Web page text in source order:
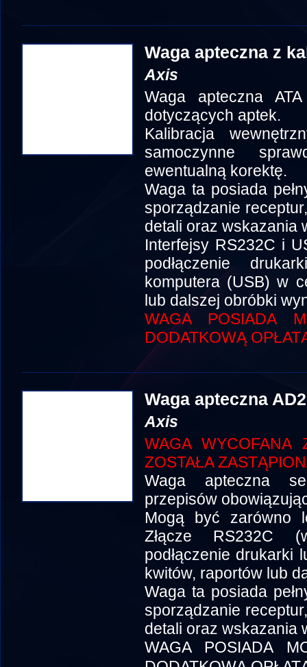
Waga apteczna z
Axis
Waga apteczna
dotyczących aptek.
Kalibracja
samoczynne
ewentualną korektę.
Waga ta posiada
sporządzanie
detali oraz wskazania
Interfejsy RS232C i
podłączenie
komputera (USB) w
lub dalszej obróbki
WAGA POSIADA
DODATKOWĄ
Waga apteczna
Axis
WAGA WYCOFANA
ZOSTAŁA
Waga apteczna
przepisów
Mogą być zarówno
Złącze RS232C
podłączenie drukarki
kwitów, raportów lub
Waga ta posiada
sporządzanie
detali oraz wskazania
WAGA POSIADA